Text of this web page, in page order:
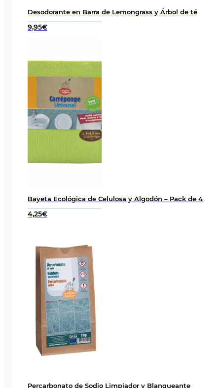
Desodorante en Barra de Lemongrass y Árbol de té
9,95€
Bayeta Ecológica de Celulosa y Algodón – Pack de 4
4,25€
Percarbonato de Sodio Limpiador y Blanqueante